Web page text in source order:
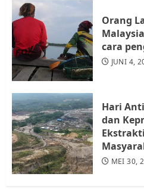
4
5
Tim
Berhenti
Orang
cara
JUNI 4,
Hari
dan
MEI 30,